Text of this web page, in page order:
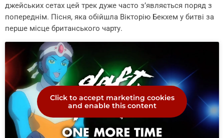
джейських сетах цей трек дуже часто з’являється поряд з
попереднім. Пісня, яка обійшла Вікторію Бекхем у битві за
перше місце британського чарту.
Click to accept marketing cookies
and enable this content